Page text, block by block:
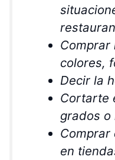
colores,
Decir la
Cortarte
grados o
Comprar
en